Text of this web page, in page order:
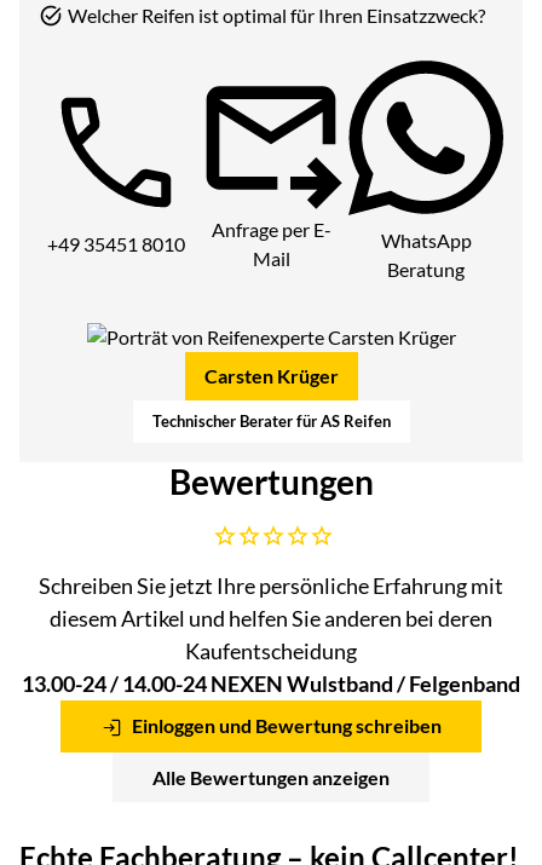
Welcher Reifen ist optimal für Ihren Einsatzzweck?
Telefon:
+49 35451 8010
Anfrage per E-
Mail
WhatsApp
Beratung
Carsten Krüger
Technischer Berater für AS Reifen
Bewertungen
Noch keine Bewertungen abgegeben
Schreiben Sie jetzt Ihre persönliche Erfahrung mit
diesem Artikel und helfen Sie anderen bei deren
Kaufentscheidung
13.00-24 / 14.00-24 NEXEN Wulstband / Felgenband
Einloggen und Bewertung schreiben
Alle Bewertungen anzeigen
Echte Fachberatung – kein Callcenter!